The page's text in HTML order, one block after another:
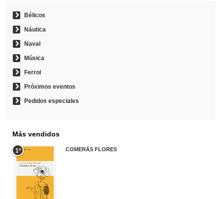
Bélicos
Náutica
Naval
Música
Ferrol
Próximos eventos
Pedidos especiales
Más vendidos
1º COMERÁS FLORES